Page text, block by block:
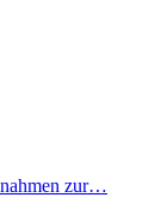
zur…